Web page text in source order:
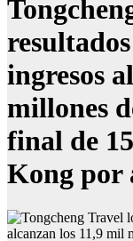
ingresos
millones
final de
Kong por